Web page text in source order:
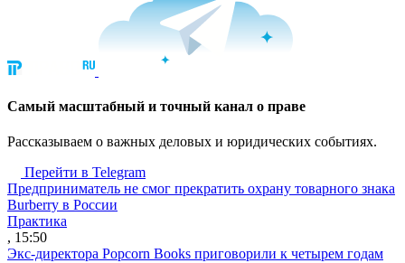
Cамый масштабный и точный канал о праве
Рассказываем о важных деловых и юридических событиях.
Перейти в Telegram
Предприниматель не смог прекратить охрану товарного знака
Burberry в России
Практика
, 15:50
Экс-директора Popcorn Books приговорили к четырем годам